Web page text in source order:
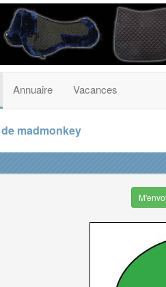
Annuaire Vacances
madmonkey